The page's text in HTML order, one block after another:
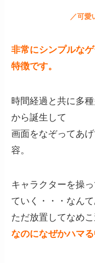
／可愛
非常にシンプルな
特徴です。
時間経過と共に多
から誕生して
画面をなぞってあ
容。
キャラクターを操
ていく・・・なんて
ただ放置してなめ
なのになぜかハマる